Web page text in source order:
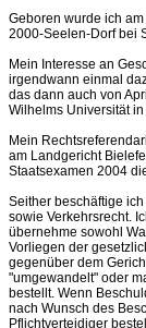
Geboren wurde ich
2000-Seelen-Dorf bei
Mein Interesse an
irgendwann einmal
das dann auch von
Wilhelms Universität
Mein
am Landgericht
Staatsexamen 2004
Seither beschäftige
sowie Verkehrsrecht.
übernehme sowohl
Vorliegen der
gegenüber dem
"umgewandelt" oder
bestellt. Wenn
nach Wunsch des
Pflichtverteidiger